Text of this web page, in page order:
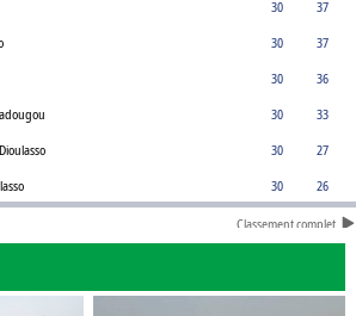
30
37
30
37
30
36
30
33
30
27
30 26
Classement complet